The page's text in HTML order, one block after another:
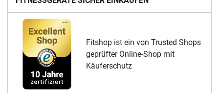
Fitshop ist ein von Trusted Shops
geprüfter Online-Shop mit
Käuferschutz